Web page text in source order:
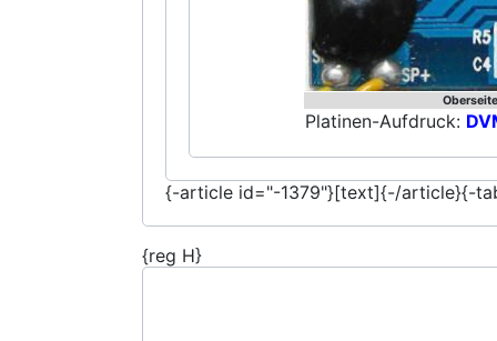
Oberseite
Platinen-Aufdruck:
{-article id="-1379"}[text]{-/article}{-
{reg H}